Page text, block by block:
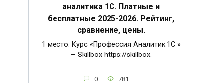
аналитика 1С. Платные и
бесплатные 2025-2026. Рейтинг,
сравнение, цены.
1 место. Курс «Профессия Аналитик 1C »
— Skillbox https://skillbox.
0 781